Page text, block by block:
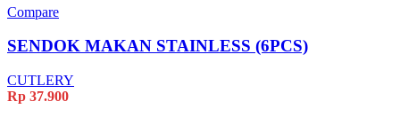
Compare
SENDOK MAKAN STAINLESS (6PCS)
CUTLERY
Rp 37.900